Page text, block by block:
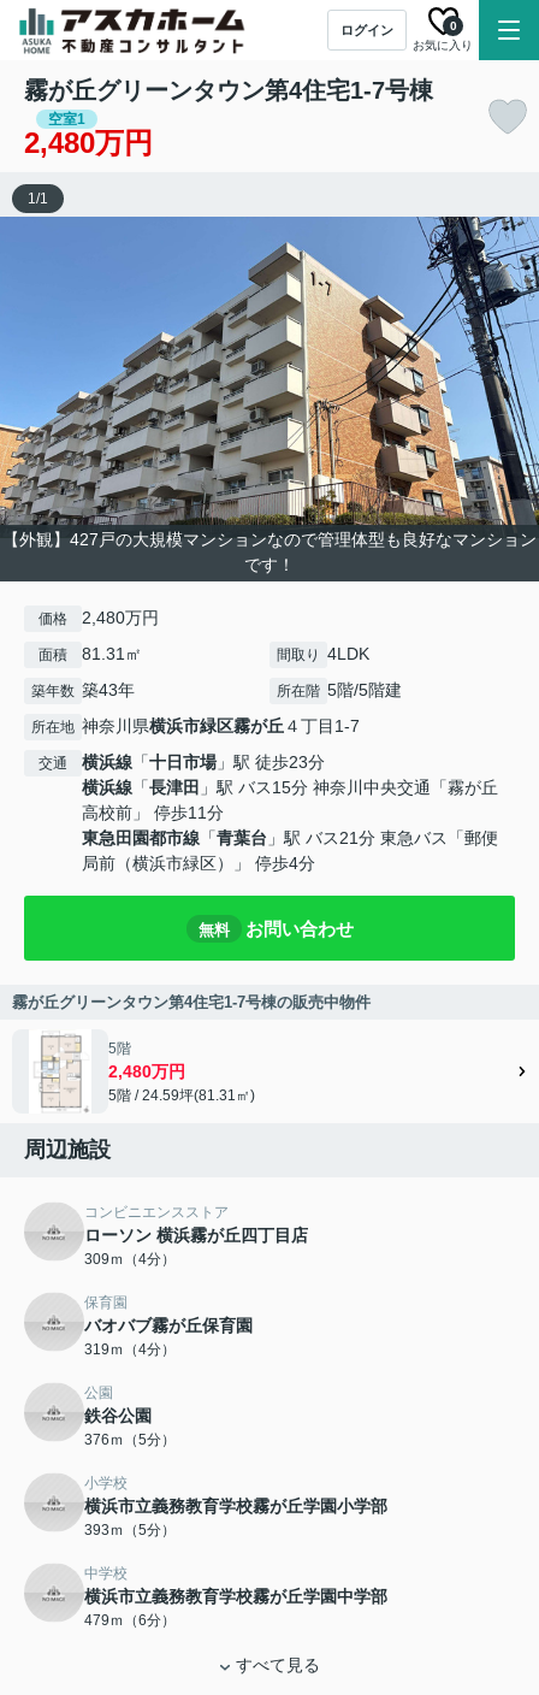
ログイン
お気に入り
0
霧が丘グリーンタウン第4住宅1-7号棟
空室1
2,480万円
【外観】427戸の大規模マンションなので管理体型も良好なマンション
です！
1/1
価格 2,480万円
面積 81.31㎡ 間取り 4LDK
築年数 築43年 所在階 5階/5階建
所在地 神奈川県横浜市緑区霧が丘４丁目1-7
交通 横浜線 「十日市場」駅 徒歩23分
横浜線 「長津田 」駅 バス15分 神奈川中央交通「霧が丘
高校前」 停歩11分
東急田園都市線 「青葉台 」駅 バス21分 東急バス「郵便
局前（横浜市緑区）」 停歩4分
無料 お問い合わせ
霧が丘グリーンタウン第4住宅1-7号棟の販売中物件
5階
2,480万円
5階 / 24.59坪(81.31㎡)
周辺施設
コンビニエンスストア
ローソン 横浜霧が丘四丁目店
309ｍ（4分）
保育園
バオバブ霧が丘保育園
319ｍ（4分）
公園
鉄谷公園
376ｍ（5分）
小学校
横浜市立義務教育学校霧が丘学園小学部
393ｍ（5分）
中学校
横浜市立義務教育学校霧が丘学園中学部
479ｍ（6分）
すべて見る